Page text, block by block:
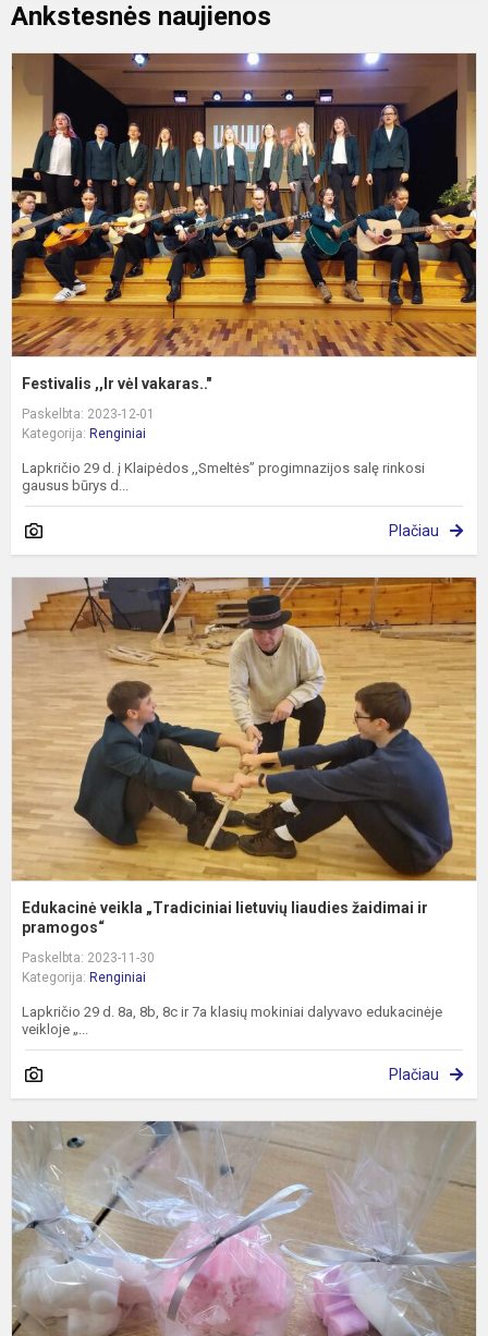
Ankstesnės naujienos
Festivalis ,,Ir vėl vakaras.."
Paskelbta: 2023-12-01
Kategorija: Renginiai
Lapkričio 29 d. į Klaipėdos ,,Smeltės” progimnazijos salę rinkosi
gausus būrys d...
Plačiau
Edukacinė veikla „Tradiciniai lietuvių liaudies žaidimai ir
pramogos“
Paskelbta: 2023-11-30
Kategorija: Renginiai
Lapkričio 29 d. 8a, 8b, 8c ir 7a klasių mokiniai dalyvavo edukacinėje
veikloje „...
Plačiau